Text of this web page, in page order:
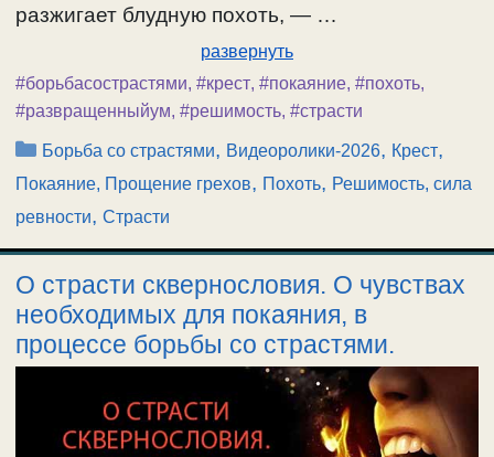
разжигает блудную похоть, — …
развернуть
#борьбасострастями, #крест, #покаяние, #похоть,
#развращенныйум, #решимость, #страсти
Рубрики
Борьба со страстями, Видеоролики-2026, Крест,
Покаяние, Прощение грехов, Похоть, Решимость, сила
ревности, Страсти
О страсти сквернословия. О чувствах
необходимых для покаяния, в
процессе борьбы со страстями.